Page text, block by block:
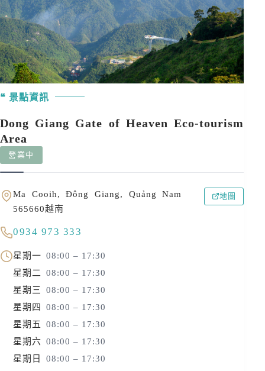
景點資訊
Dong Giang Gate of Heaven Eco-tourism
Area
營業中
Ma Cooih, Đông Giang, Quảng Nam
565660越南
地圖
0934 973 333
星期一 08:00 – 17:30
星期二
08:00 – 17:30
星期三
08:00 – 17:30
星期四
08:00 – 17:30
星期五
08:00 – 17:30
星期六 08:00 – 17:30
星期日
08:00 – 17:30